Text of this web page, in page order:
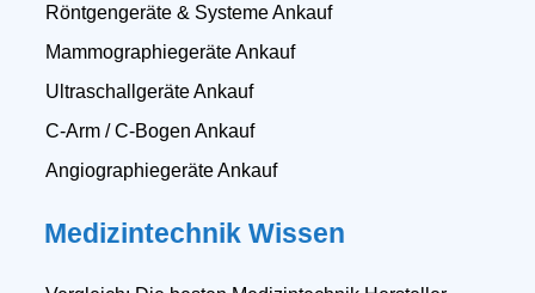
Röntgengeräte & Systeme Ankauf
Mammographiegeräte Ankauf
Ultraschallgeräte Ankauf
C-Arm / C-Bogen Ankauf
Angiographiegeräte Ankauf
Medizintechnik Wissen